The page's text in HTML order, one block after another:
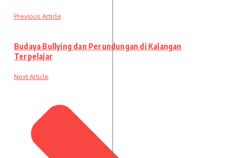
Previous Article
Budaya Bullying dan Perundungan di Kalangan
Terpelajar
Next Article